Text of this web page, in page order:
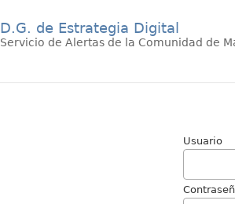
D.G. de Estrategia Digital
Servicio de Alertas de la Comunidad de
Usuario